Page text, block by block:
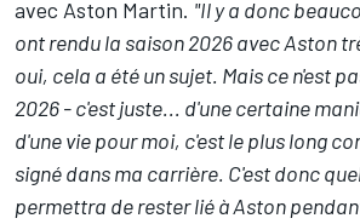
avec Aston Martin. "Il y a donc
ont rendu la saison 2026 avec Aston
oui, cela a été un sujet. Mais ce n'est
2026 - c'est juste... d'une certaine
d'une vie pour moi, c'est le plus long
signé dans ma carrière. C'est donc
permettra de rester lié à Aston